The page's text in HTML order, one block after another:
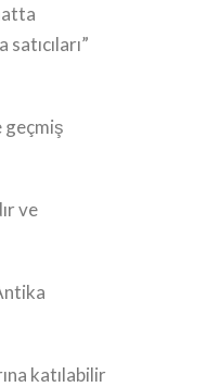
geçmiş
ve
katılabilir